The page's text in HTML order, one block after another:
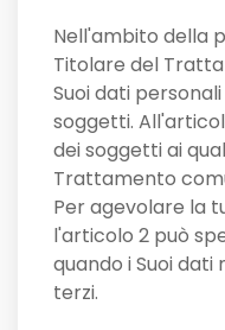
Nell'ambito della
Titolare del
Suoi dati
soggetti.
dei soggetti ai
Trattamento
Per agevolare la
l'articolo 2 può
quando i Suoi
terzi.